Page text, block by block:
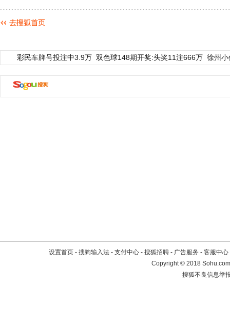
彩民车牌号投注中3.9万 双色球148期开奖:头奖11注666万 徐州
设置首页 - 搜狗输入法 - 支付中心 - 搜狐招聘 - 广告服务 - 客服中心
Copyright©2018
搜狐不良信息举